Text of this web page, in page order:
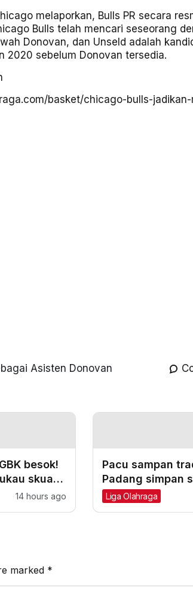
melaporkan, Bulls PR secara
Bulls telah mencari seseorang
Donovan, dan Unseld adalah
2020 sebelum Donovan tersedia.
basket/chicago-bulls-
Asisten Donovan
besok!
skuad
14 hours ago
Pacu sampan
Padang simpan
dan semangat
Liga Olahraga
marked *